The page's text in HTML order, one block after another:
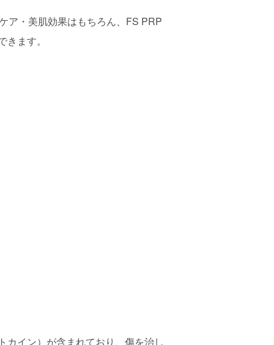
ア・美肌効果はもちろん、FS PRP
きます。
カイン）が含まれており、傷を治し